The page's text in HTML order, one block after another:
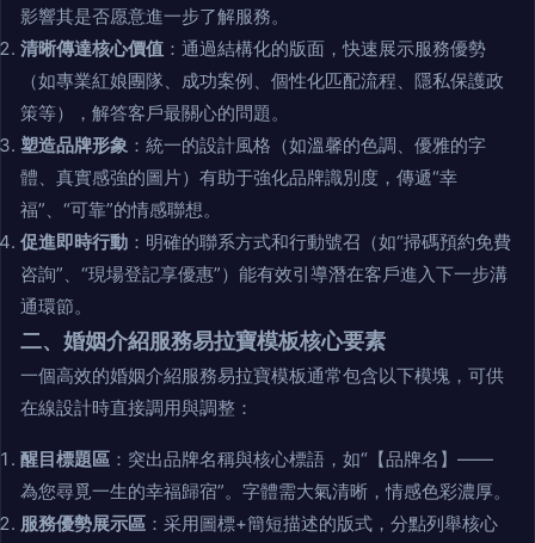
影響其是否愿意進一步了解服務。
清晰傳達核心價值 ：通過結構化的版面，快速展示服務優勢
（如專業紅娘團隊、成功案例、個性化匹配流程、隱私保護政
策等），解答客戶最關心的問題。
塑造品牌形象 ：統一的設計風格（如溫馨的色調、優雅的字
體、真實感強的圖片）有助于強化品牌識別度，傳遞“幸
福”、“可靠”的情感聯想。
促進即時行動 ：明確的聯系方式和行動號召（如“掃碼預約免費
咨詢”、“現場登記享優惠”）能有效引導潛在客戶進入下一步溝
通環節。
二、婚姻介紹服務易拉寶模板核心要素
一個高效的婚姻介紹服務易拉寶模板通常包含以下模塊，可供
在線設計時直接調用與調整：
醒目標題區 ：突出品牌名稱與核心標語，如“【品牌名】——
為您尋覓一生的幸福歸宿”。字體需大氣清晰，情感色彩濃厚。
服務優勢展示區 ：采用圖標+簡短描述的版式，分點列舉核心